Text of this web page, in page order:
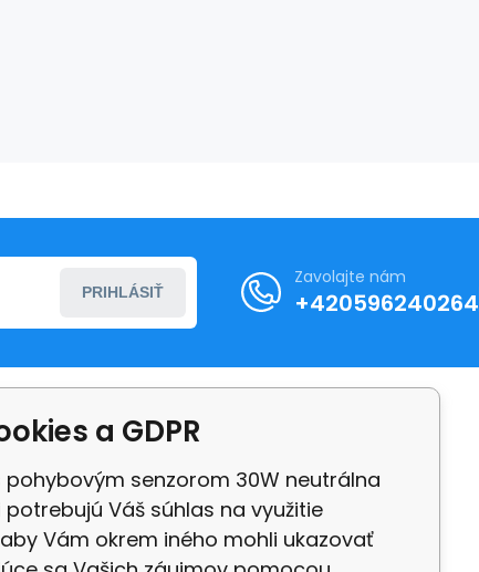
PRIHLÁSIŤ
Zavolajte nám
+420596240264
Ďalšie informácie
O nás
Ochrana osobních údajů GDPR
Velkoobchod
a GDPR
pohybovým senzorom 30W neutrálna
Váš súhlas na využitie
Vám okrem iného mohli ukazovať